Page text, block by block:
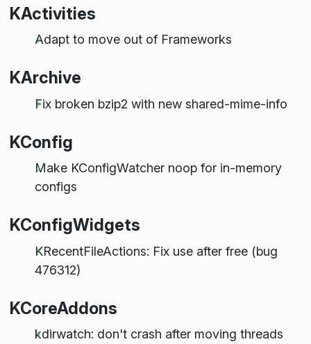
KActivities
Adapt to move out of Frameworks
KArchive
Fix broken bzip2 with new shared-mime-info
KConfig
Make KConfigWatcher noop for in-memory
configs
KConfigWidgets
KRecentFileActions: Fix use after free (bug
476312)
KCoreAddons
kdirwatch: don't crash after moving threads